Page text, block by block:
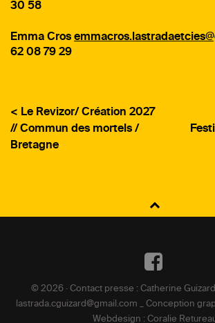
30 58
Emma Cros
62 08 79 29
DE
< Le Revizor/ Création 2027
// Commun des mortels /
Bretagne
Facebook
© 2026 · Contact presse : Catherine
lastrada.cguizard@gmail.com _ Conception
Webdesign : Coralie